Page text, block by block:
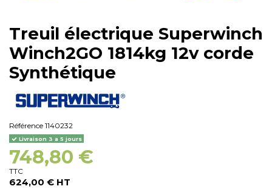
Treuil électrique Superwinch
Winch2GO 1814kg 12v corde
Synthétique
Référence 1140232
Livraison 3 a 5 jours
748,80 €
TTC
624,00 € HT